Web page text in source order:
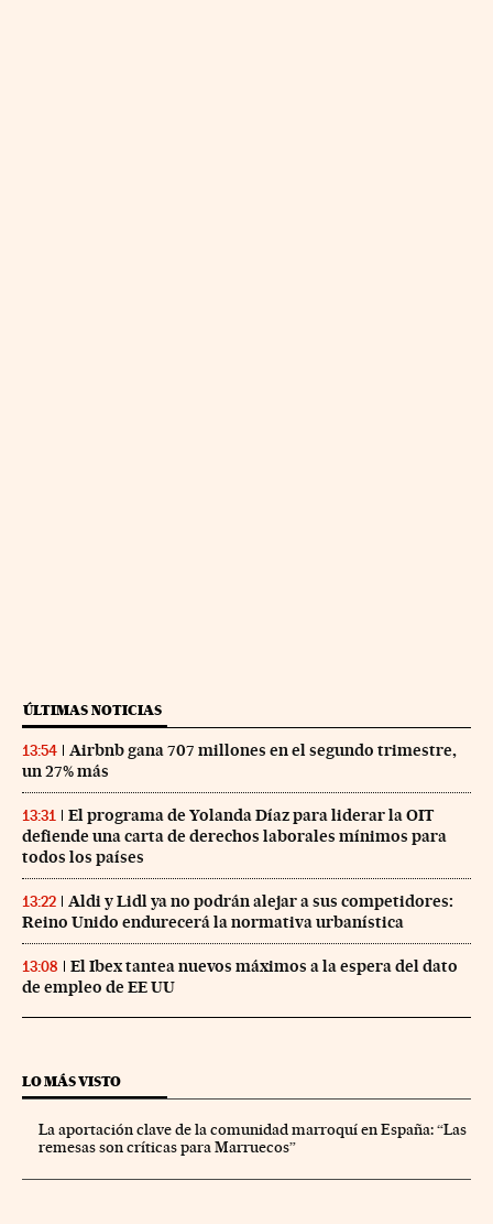
ÚLTIMAS NOTICIAS
13:54
Airbnb gana 707 millones en el segundo trimestre,
un 27% más
13:31
El programa de Yolanda Díaz para liderar la OIT
defiende una carta de derechos laborales mínimos para
todos los países
13:22
Aldi y Lidl ya no podrán alejar a sus competidores:
Reino Unido endurecerá la normativa urbanística
13:08
El Ibex tantea nuevos máximos a la espera del dato
de empleo de EE UU
LO MÁS VISTO
La aportación clave de la comunidad marroquí en España: “Las
remesas son críticas para Marruecos”